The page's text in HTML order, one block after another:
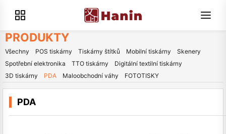
PRODUKTY
Všechny POS tiskárny Tiskárny štítků Mobilní tiskárny
Skenery
Spotřební elektronika
TTO tiskárny
Digitální textilní tiskárny
3D tiskárny
PDA Maloobchodní váhy FOTOTISKY
PDA